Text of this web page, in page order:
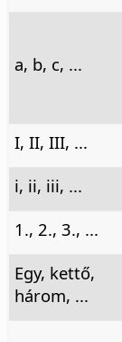
a, b, c, ...
I, II, III, ...
i, ii, iii, ...
1., 2., 3., ...
Egy, kettő,
három, ...